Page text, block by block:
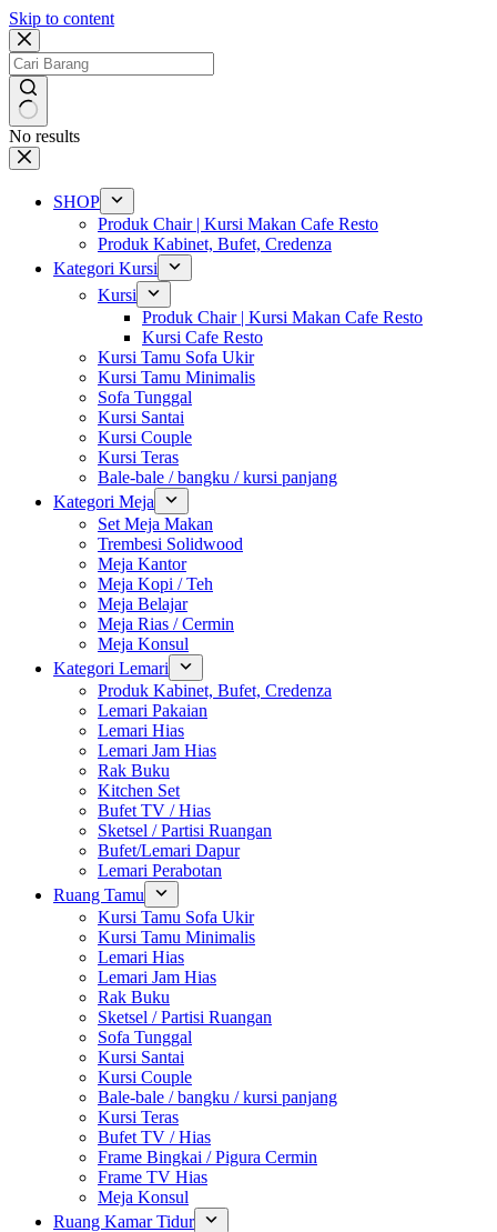
Skip to content
No results
SHOP
Produk Chair | Kursi Makan Cafe Resto
Produk Kabinet, Bufet, Credenza
Kategori Kursi
Kursi
Produk Chair | Kursi Makan Cafe Resto
Kursi Cafe Resto
Kursi Tamu Sofa Ukir
Kursi Tamu Minimalis
Sofa Tunggal
Kursi Santai
Kursi Couple
Kursi Teras
Bale-bale / bangku / kursi panjang
Kategori Meja
Set Meja Makan
Trembesi Solidwood
Meja Kantor
Meja Kopi / Teh
Meja Belajar
Meja Rias / Cermin
Meja Konsul
Kategori Lemari
Produk Kabinet, Bufet, Credenza
Lemari Pakaian
Lemari Hias
Lemari Jam Hias
Rak Buku
Kitchen Set
Bufet TV / Hias
Sketsel / Partisi Ruangan
Bufet/Lemari Dapur
Lemari Perabotan
Ruang Tamu
Kursi Tamu Sofa Ukir
Kursi Tamu Minimalis
Lemari Hias
Lemari Jam Hias
Rak Buku
Sketsel / Partisi Ruangan
Sofa Tunggal
Kursi Santai
Kursi Couple
Bale-bale / bangku / kursi panjang
Kursi Teras
Bufet TV / Hias
Frame Bingkai / Pigura Cermin
Frame TV Hias
Meja Konsul
Ruang Kamar Tidur